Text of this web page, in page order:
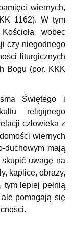
wiernych,
1162). W tym
wobec
czy niegodnego
liturgicznych
Bogu (por. KKK
Świętego i
religijnego
człowieka z
wiernych
duchowym mają
uwagę na
kaplice, obrazy,
lepiej pełnią
pomagają się